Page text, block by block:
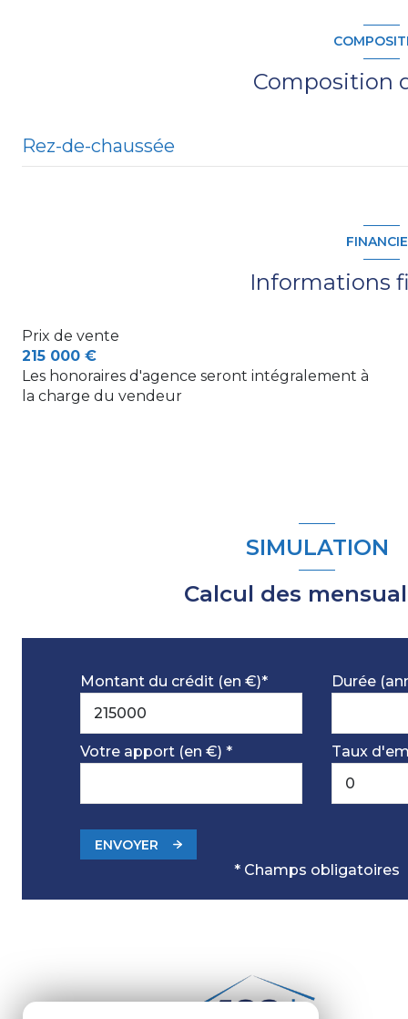
Composition
Rez-de-chaussée
salle d'eau
chambre
chambre
salle d'eau
chambre
Informations
Prix de vente
215 000 €
Les honoraires d'agence seront intégralement à
la charge du vendeur
SIMULATION
Calcul des
Montant du crédit (en €)* Durée
Votre apport (en €) * Taux
ENVOYER
* Champs obligatoires